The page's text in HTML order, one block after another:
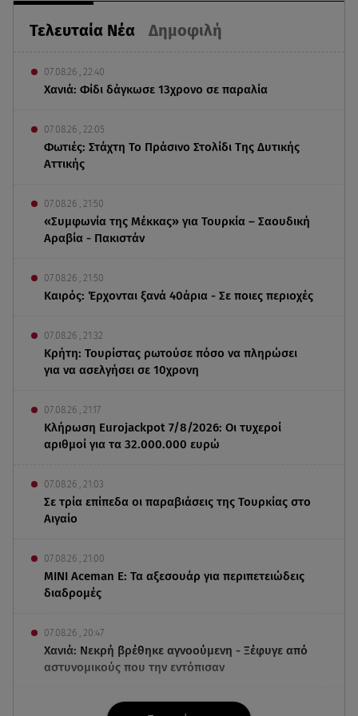
Τελευταία Νέα Δημοφιλή
07.08.26 , 22:40
Χανιά: Φίδι δάγκωσε 13χρονο σε παραλία
07.08.26 , 22:05
Φωτιές: Στάχτη Το Πράσινο Στολίδι Της Δυτικής
Αττικής
07.08.26 , 21:50
«Συμφωνία της Μέκκας» για Τουρκία – Σαουδική
Αραβία - Πακιστάν
07.08.26 , 21:50
Καιρός: Έρχονται ξανά 40άρια - Σε ποιες περιοχές
07.08.26 , 21:32
Κρήτη: Τουρίστας ρωτούσε πόσο να πληρώσει
για να ασελγήσει σε 10χρονη
07.08.26 , 21:17
Κλήρωση Eurojackpot 7/8/2026: Οι τυχεροί
αριθμοί για τα 32.000.000 ευρώ
07.08.26 , 21:03
Σε τρία επίπεδα οι παραβιάσεις της Τουρκίας στο
Αιγαίο
07.08.26 , 21:00
MINI Aceman E: Τα αξεσουάρ για περιπετειώδεις
διαδρομές
07.08.26 , 20:47
Χανιά: Νεκρή βρέθηκε αγνοούμενη - Ξέφυγε από
αστυνομικούς που την εντόπισαν